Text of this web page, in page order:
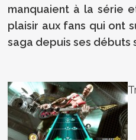
manquaient à la série
plaisir aux fans qui ont
saga depuis ses débuts